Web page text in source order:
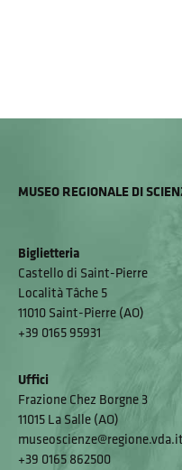
MUSEO REGIONALE DI
Biglietteria
Castello di Saint-Pierre
Località Tâche 5
11010 Saint-Pierre (AO)
+39 0165 95931
Uffici
Frazione Chez Borgne 3
11015 La Salle (AO)
museoscienze@regione.vda.it
+39 0165 862500